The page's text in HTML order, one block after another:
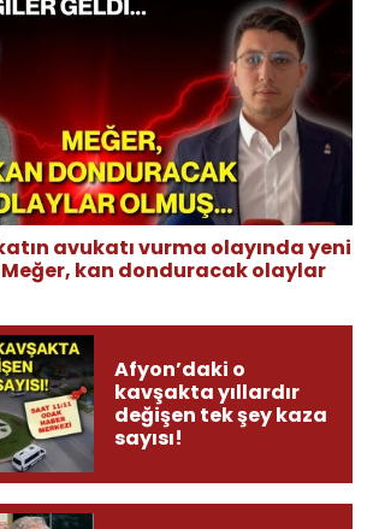
avukatı vurma olayında yeni
kan donduracak olaylar
Afyon’daki o
kavşakta yıllardır
değişen tek şey kaza
sayısı!